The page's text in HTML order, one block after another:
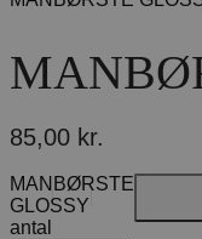
85,00 kr.
MANBØRSTE
GLOSSY
antal